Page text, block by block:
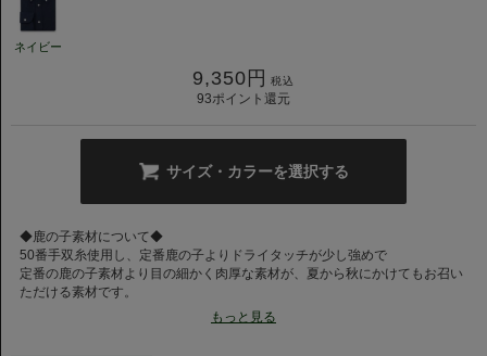
ネイビー
9,350 円 税込
93ポイント還元
サイズ・カラーを選択する
◆鹿の子素材について◆
50番手双糸使用し、定番鹿の子よりドライタッチが少し強めで
定番の鹿の子素材より目の細かく肉厚な素材が、夏から秋にかけてもお召い
ただける素材です。
鹿の子は軽さや通気性が特徴の素材です。
伸縮性にも優れており、カミチャニスタの特徴でもある、袖の後付け(マニ
もっと見る